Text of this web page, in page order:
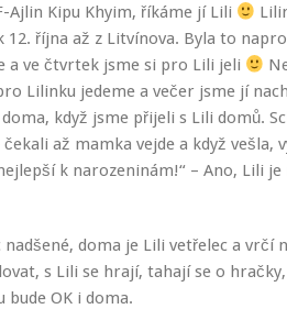
Ajlin Kipu Khyim, říkáme jí Lili
října až z Litvínova. Byla to
a ve čtvrtek jsme si pro Lili jeli
Lilinku jedeme a večer jsme jí
když jsme přijeli s Lili domů.
až mamka vejde a když vešla,
k narozeninám!“ – Ano, Lili
doma je Lili vetřelec a vrčí
s Lili se hrají, tahají se o
OK i doma.